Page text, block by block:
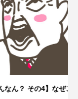
ぜこのタイミン